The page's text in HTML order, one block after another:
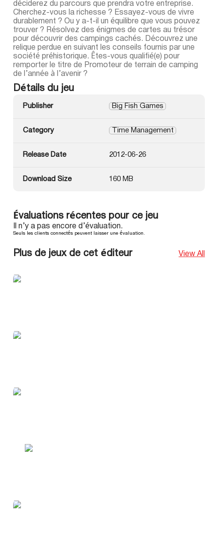
déciderez du parcours que prendra votre entreprise.
Cherchez-vous la richesse ? Essayez-vous de vivre
durablement ? Ou y a-t-il un équilibre que vous pouvez
trouver ? Résolvez des énigmes de cartes au trésor
pour découvrir des campings cachés. Découvrez une
relique perdue en suivant les conseils fournis par une
société préhistorique. Êtes-vous qualifié(e) pour
remporter le titre de Promoteur de terrain de camping
de l’année à l’avenir ?
Détails du jeu
Publisher Big Fish Games
Category Time Management
Release Date 2012-06-26
Download Size 160 MB
Évaluations récentes pour ce jeu
Il n’y a pas encore d’évaluation.
Seuls les clients connectés peuvent laisser une évaluation.
Plus de jeux de cet éditeur View All